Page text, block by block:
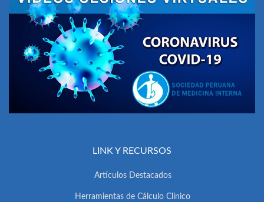
LINK Y RECURSOS
Artículos Destacados
Herramientas de Cálculo Clínico